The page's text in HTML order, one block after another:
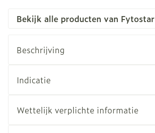
Bekijk alle producten van Fytostar
Beschrijving
Indicatie
Wettelijk verplichte informatie